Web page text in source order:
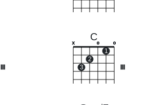
C
x
3
2
o
1
o